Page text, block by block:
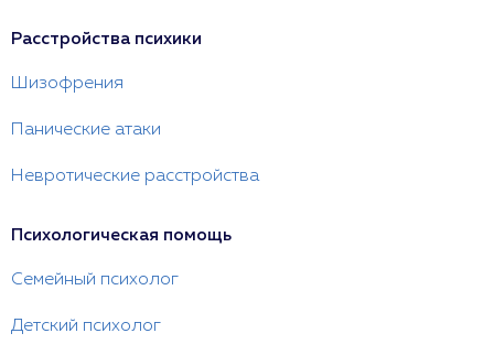
Расстройства психики
Шизофрения
Панические атаки
Невротические расстройства
Психологическая помощь
Семейный психолог
Детский психолог